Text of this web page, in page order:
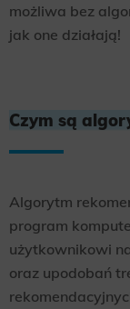
możliwa bez
jak one działają!
Czym są
Algorytm
program
użytkownikowi
oraz upodobań